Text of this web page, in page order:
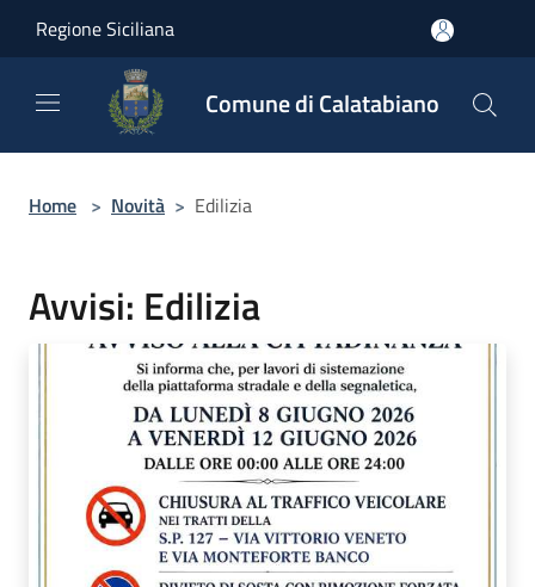
Regione Siciliana
Comune di Calatabiano
Home > Novità > Edilizia
Avvisi: Edilizia